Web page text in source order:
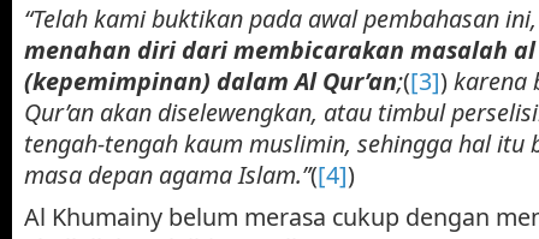
“Telah kami buktikan pada awal pembahasan
menahan diri dari membicarakan masalah
(kepemimpinan) dalam Al Qur’an;([3])karena
Qur’an akan diselewengkan, atau timbul
tengah-tengah kaum muslimin, sehingga hal itu
masa depan agama Islam.”([4])
Al Khumainy belum merasa cukup dengan